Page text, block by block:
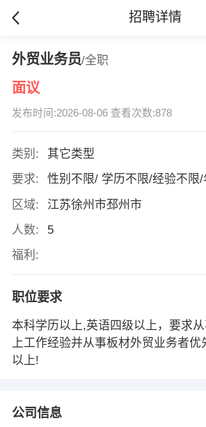
招聘详情
外贸业务员/全职
面议
发布时间:2026-08-06 查看次数:878
类别:
其它类型
要求:
性别不限/ 学历不限/经验不限/
区域:
江苏徐州市邳州市
人数:
5
福利:
职位要求
本科学历以上,英语四级以上，要求
上工作经验并从事板材外贸业务者
以上!
公司信息